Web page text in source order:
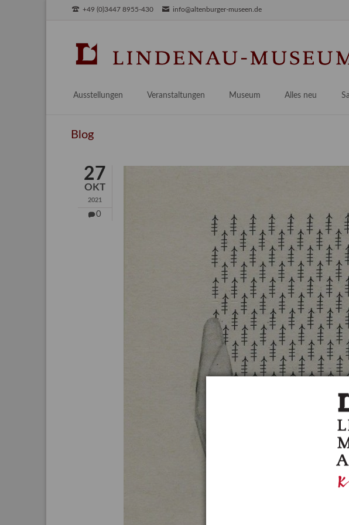
+49 (0)3447 8955-430 info@altenburger-museen.de
Ausstellungen
Aktuell
Veranstaltungen Museum
Praktikum / Praxisprojekt
Engagement
Publikationen
Aktuelle Publikationen
Bestandskataloge & Editionen
Gesamtverzeichnis
Grußkarten
Kalender
Bestellung
Alles neu
Blog
27
OKT
2021
0